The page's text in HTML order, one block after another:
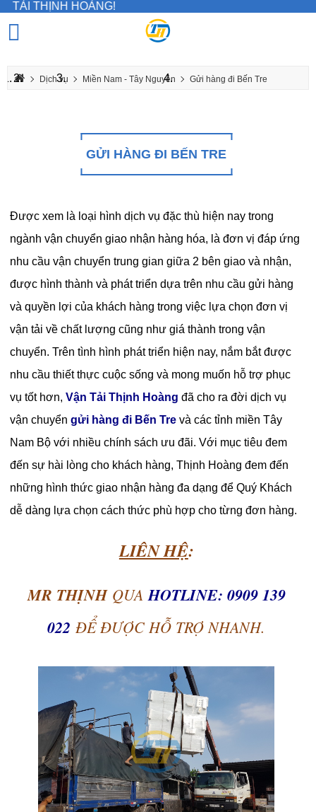
HOÀNG!
Dịch vụ Miền Nam - Tây Nguyên Gửi hàng đi Bến Tre
GỬI HÀNG ĐI BẾN TRE
Được xem là loại hình dịch vụ đặc thù hiện nay trong
ngành vận chuyển giao nhận hàng hóa, là đơn vị đáp ứng
nhu cầu vận chuyển trung gian giữa 2 bên giao và nhận,
được hình thành và phát triển dựa trên nhu cầu gửi hàng
và quyền lợi của khách hàng trong việc lựa chọn đơn vị
vận tải về chất lượng cũng như giá thành trong vận
chuyển. Trên tình hình phát triển hiện nay, nắm bắt được
nhu cầu thiết thực cuộc sống và mong muốn hỗ trợ phục
vụ tốt hơn,Vận Tải Thịnh Hoàng đã cho ra đời dịch vụ
vận chuyểngửi hàng đi Bến Tre và các tỉnh miền Tây
Nam Bộ với nhiều chính sách ưu đãi. Với mục tiêu đem
đến sự hài lòng cho khách hàng, Thịnh Hoàng đem đến
những hình thức giao nhận hàng đa dạng để Quý Khách
dễ dàng lựa chọn cách thức phù hợp cho từng đơn hàng.
LIÊN HỆ:
MR THỊNHQUA HOTLINE: 0909 139
022 ĐỂ ĐƯỢC HỖ TRỢ NHANH.